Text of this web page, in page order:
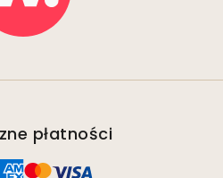
płatności